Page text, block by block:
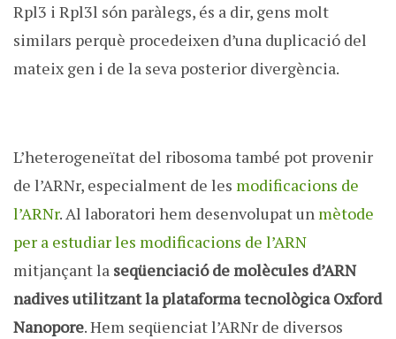
Rpl3 i Rpl3l són paràlegs, és a dir, gens molt
similars perquè procedeixen d’una duplicació del
mateix gen i de la seva posterior divergència.
L’heterogeneïtat del ribosoma també pot provenir
de l’ARNr, especialment de les modificacions de
l’ARNr. Al laboratori hem desenvolupat un mètode
per a estudiar les modificacions de l’ARN
mitjançant la seqüenciació de molècules d’ARN
nadives utilitzant la plataforma tecnològica Oxford
Nanopore. Hem seqüenciat l’ARNr de diversos